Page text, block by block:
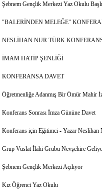
Şebnem Gençlik Merkezi Yaz Okulu
"BALERİNDEN MELEĞE"
NESLİHAN NUR TÜRK
İMAM HATİP ŞENLİĞİ
KONFERANSA DAVET
Öğretmenliğe Adanmış Bir Ömür Mahir
Konferans Sonrası İmza Gününe Davet
Konferans için Eğitimci - Yazar
Grup Vuslat İlahi Grubu Nevşehire
Şebnem Gençlik Merkezi Açılıyor
Kız Öğrenci Yaz Okulu